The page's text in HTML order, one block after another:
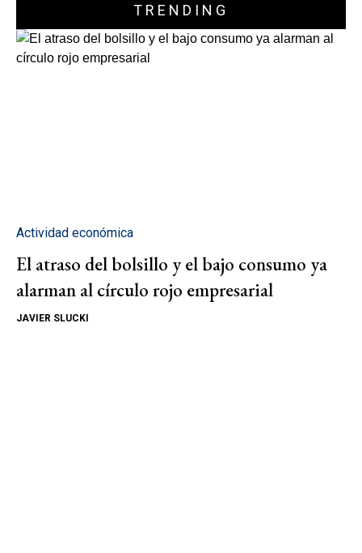
TRENDING
Actividad económica
El atraso del bolsillo y el bajo consumo ya
alarman al círculo rojo empresarial
JAVIER SLUCKI